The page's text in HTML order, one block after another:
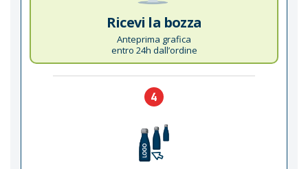
Ricevi la bozza
Anteprima grafica
entro 24h dall’ordine
4